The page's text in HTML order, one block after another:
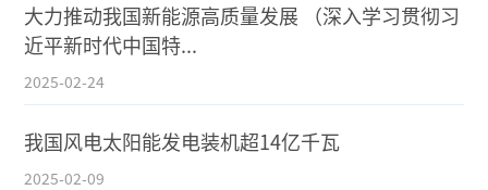
大力推动我国新能源高质量发展 （深入学习贯彻习
近平新时代中国特...
2025-02-24
我国风电太阳能发电装机超14亿千瓦
2025-02-09